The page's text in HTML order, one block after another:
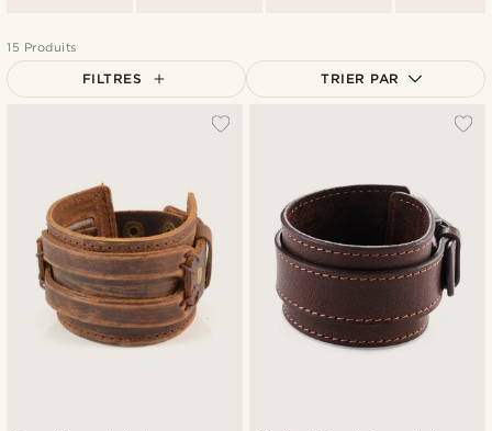
15 Produits
FILTRES TRIER PAR
Prix croissant
Prix décroissant